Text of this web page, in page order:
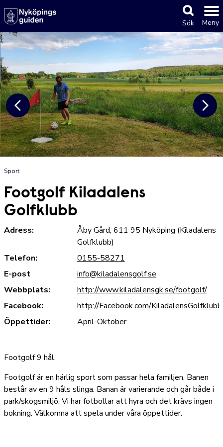
Sök Meny
Sport
Footgolf Kiladalens
Golfklubb
Adress:
Åby Gård, 611 95 Nyköping (Kiladalens
Golfklubb)
Telefon:
0155-58271
E-post
info@kiladalensgolf.se
Webbplats:
http://www.kiladalensgk.se/footgolf/
Facebook:
http://Facebook.com/KiladalensGolfklubb
Öppettider:
April-Oktober
Footgolf 9 hål.
Footgolf är en härlig sport som passar hela familjen. Banen
består av en 9 håls slinga. Banan är varierande och går både i
park/skogsmiljö. Vi har fotbollar att hyra och det krävs ingen
bokning. Välkomna att spela under våra öppettider.